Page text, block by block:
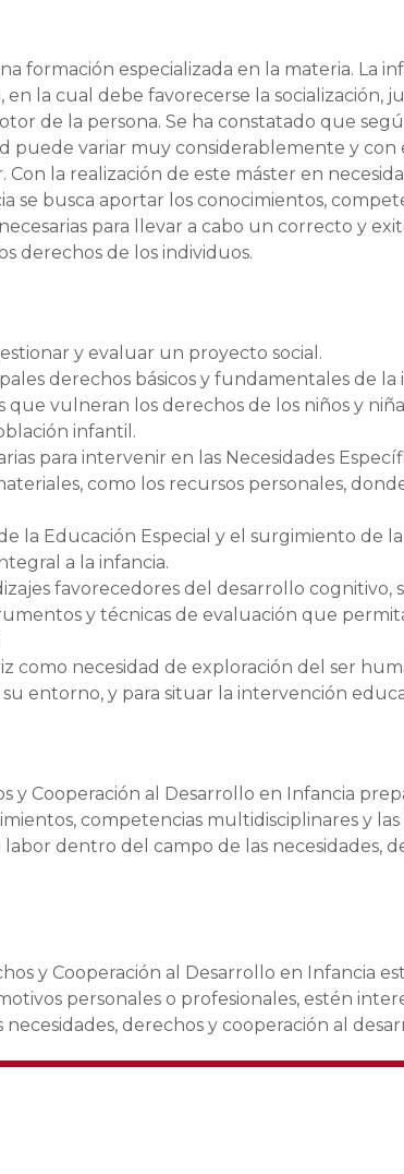
formación especializada en la materia. La
la cual debe favorecerse la socialización,
de la persona. Se ha constatado que
puede variar muy considerablemente y
la realización de este máster en
se busca aportar los conocimientos,
para llevar a cabo un correcto y
derechos de los individuos.
y evaluar un proyecto social.
derechos básicos y fundamentales de la
vulneran los derechos de los niños y
infantil.
para intervenir en las Necesidades
como los recursos personales,
la Educación Especial y el surgimiento de
a la infancia.
favorecedores del desarrollo cognitivo,
y técnicas de evaluación que
como necesidad de exploración del ser
entorno, y para situar la intervención
y Cooperación al Desarrollo en Infancia
competencias multidisciplinares y
dentro del campo de las necesidades,
y Cooperación al Desarrollo en Infancia
personales o profesionales, estén
derechos y cooperación al